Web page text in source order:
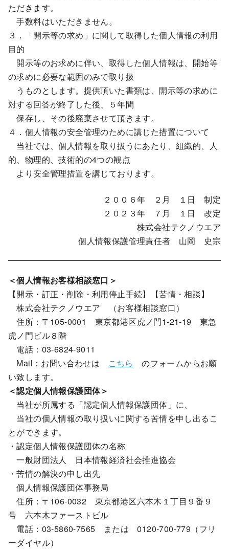
ただきます。
手数料はいただきません。
３．「開示等の求め」に関して取得した個人情報の利用
目的
開示等のお求めに伴い、取得した個人情報は、開始等
の求めに必要な範囲のみで取り扱
うものとします。提供頂いた書類は、開示等の求めに
対する回答が終了した後、５年間
保存し、その後廃棄させて頂きます。
４．個人情報の安全管理のために講じた措置について
当社では、個人情報を取り扱うにあたり、組織的、人
的、物理的、技術的の4つの観点
より安全管理措置を講じております。
２００６年 ２月 １日 制定
２０２３年 ７月 １日 改定
株式会社テクノウエア
個人情報保護管理責任者 山岡 史宗
＜個人情報お客様相談窓口＞
【開示・訂正・削除・利用停止手続】【苦情・相談】
株式会社テクノウエア （お客様相談窓口）
住所：〒105-0001 東京都港区虎ノ門1-21-19 東急
虎ノ門ビル８階
電話：03-6824-9011
Mail：お問い合わせは
こちら
のフォームからお願
い致します。
＜認定個人情報保護団体＞
当社が所属する「認定個人情報保護団体」に、
当社の個人情報の取り扱いに関する苦情を申し出るこ
とができます。
・認定個人情報保護団体の名称
一般財団法人 日本情報経済社会推進協会
・苦情の解決の申し出先
個人情報保護団体事務局
住所：〒106-0032 東京都港区六本木１丁目９番９
号 六本木ファーストビル
電話：03-5860-7565 または 0120-700-779（フリ
ーダイヤル）